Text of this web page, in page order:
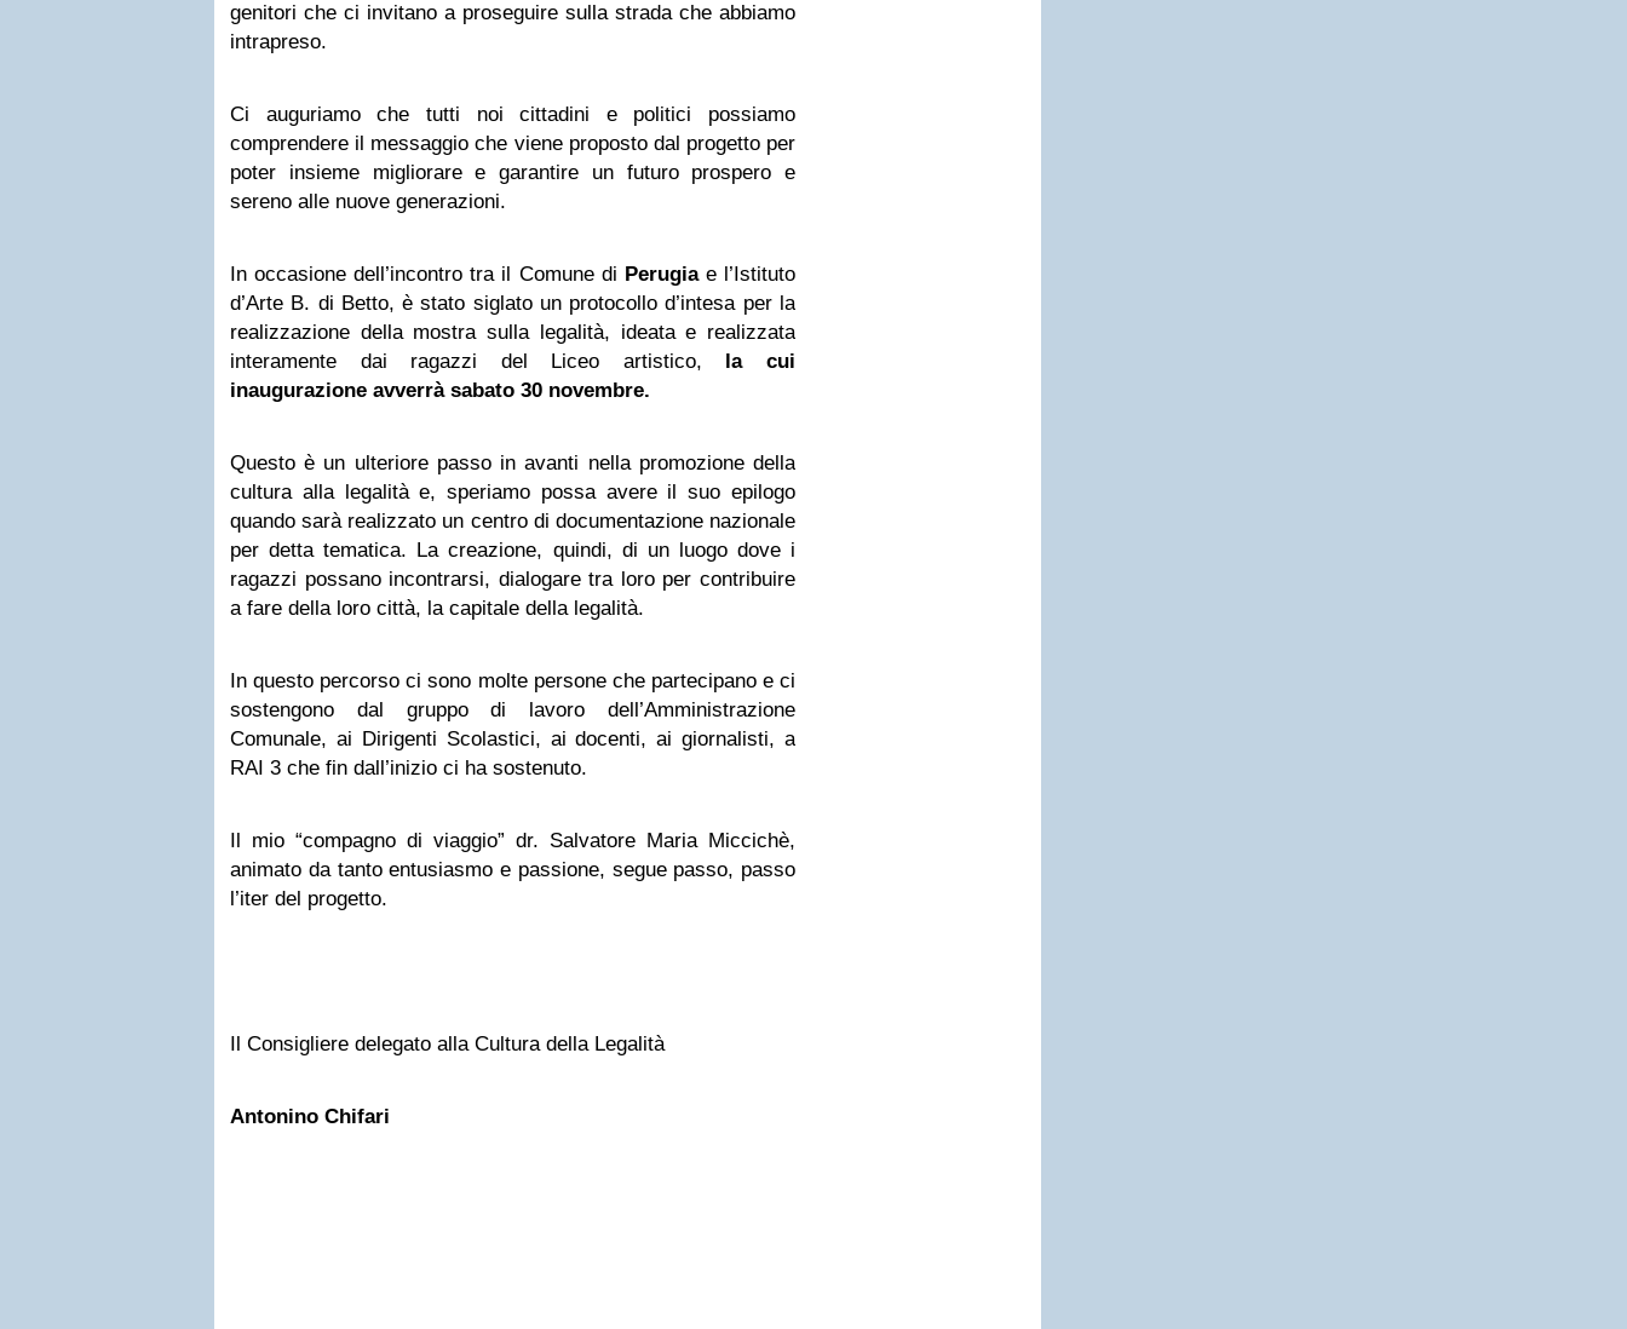
genitori che ci invitano a proseguire sulla strada che abbiamo
intrapreso.
Ci auguriamo che tutti noi cittadini e politici possiamo
comprendere il messaggio che viene proposto dal progetto per
poter insieme migliorare e garantire un futuro prospero e
sereno alle nuove generazioni.
In occasione dell’incontro tra il Comune di Perugiae l’Istituto
d’Arte B. di Betto, è stato siglato un protocollo d’intesa per la
realizzazione della mostra sulla legalità, ideata e realizzata
interamente dai ragazzi del Liceo artistico, la cui
inaugurazione avverrà sabato 30 novembre.
Questo è un ulteriore passo in avanti nella promozione della
cultura alla legalità e, speriamo possa avere il suo epilogo
quando sarà realizzato un centro di documentazione nazionale
per detta tematica. La creazione, quindi, di un luogo dove i
ragazzi possano incontrarsi, dialogare tra loro per contribuire
a fare della loro città, la capitale della legalità.
In questo percorso ci sono molte persone che partecipano e ci
sostengono dal gruppo di lavoro dell’Amministrazione
Comunale, ai Dirigenti Scolastici, ai docenti, ai giornalisti, a
RAI 3 che fin dall’inizio ci ha sostenuto.
Il mio “compagno di viaggio” dr. Salvatore Maria Miccichè,
animato da tanto entusiasmo e passione, segue passo, passo
l’iter del progetto.
Il Consigliere delegato alla Cultura della Legalità
Antonino Chifari